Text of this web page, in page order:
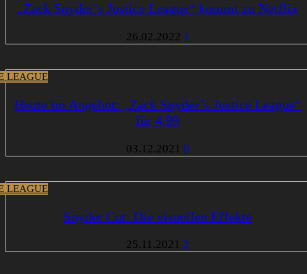
„Zack Snyder’s Justice League“ kommt zu Netflix
26.02.2022 1
LEAGUE
Heute im Angebot: „Zack Snyder’s Justice League“
für 4,99
03.12.2021 0
LEAGUE
Snyder Cut: Die visuellen Effekte
25.11.2021 2